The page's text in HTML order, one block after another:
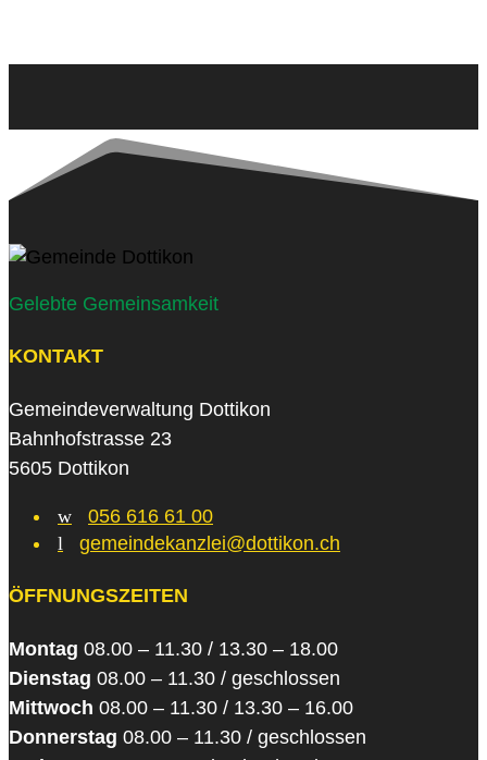
Gelebte Gemeinsamkeit
KONTAKT
Gemeindeverwaltung Dottikon
Bahnhofstrasse 23
5605 Dottikon
w
056 616 61 00
l
gemeindekanzlei@dottikon.ch
ÖFFNUNGSZEITEN
Montag 08.00 – 11.30 / 13.30 – 18.00
Dienstag 08.00 – 11.30 / geschlossen
Mittwoch 08.00 – 11.30 / 13.30 – 16.00
Donnerstag 08.00 – 11.30 / geschlossen